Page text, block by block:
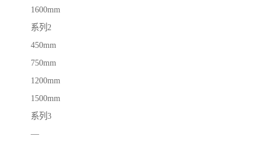
1600mm
系列2
450mm
750mm
1200mm
1500mm
系列3
—